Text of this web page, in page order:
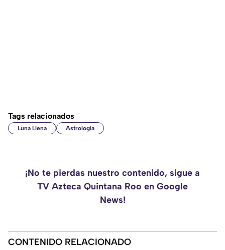
Tags relacionados
Luna Llena Astrología
¡No te pierdas nuestro contenido, sigue a
TV Azteca Quintana Roo en Google
News!
CONTENIDO RELACIONADO